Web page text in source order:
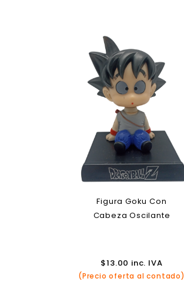
Figura Goku Con
Cabeza Oscilante
$13.00 inc. IVA
(Precio oferta al contado)